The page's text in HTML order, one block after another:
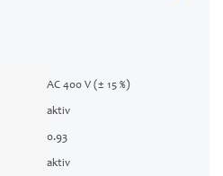
AC 400 V (± 15 %)
aktiv
0.93
aktiv